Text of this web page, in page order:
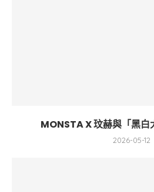
MONSTA X 玟赫與「黑白
2026-05-12